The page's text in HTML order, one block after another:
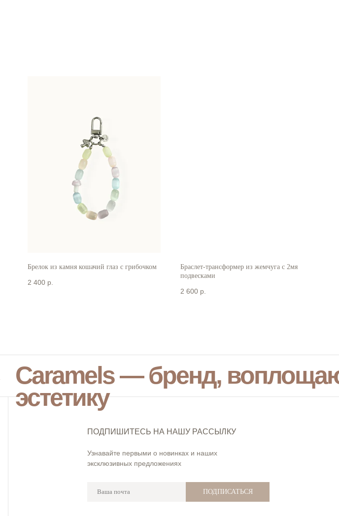
Брелок из камня кошачий глаз с грибочком
2 400 р.
Браслет-трансформер из жемчуга с 2мя
подвесками
2 600 р.
ПОДПИШИТЕСЬ НА НАШУ РАССЫЛКУ
Узнавайте первыми о новинках и наших
эксклюзивных предложениях
ПОДПИСАТЬСЯ
Caramels — бренд,
эстетику